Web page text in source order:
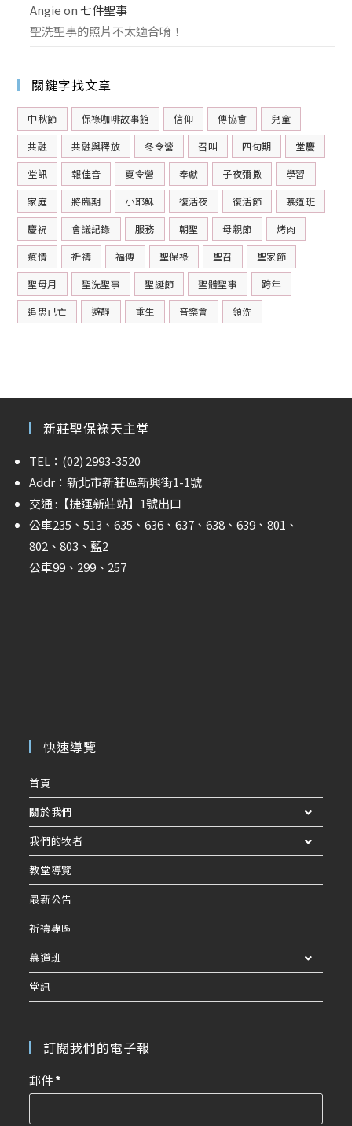
Angie on 七件聖事
聖洗聖事的照片不太適合唷！
關鍵字找文章
中秋節 保祿咖啡故事館 信仰 傳協會 兒童
共融 共融與釋放 冬令營 召叫 四旬期 堂慶
堂訊 報佳音 夏令營 奉獻 子夜彌撒 學習
家庭 將臨期 小耶穌 復活夜 復活節 慕道班
慶祝 會議記錄 服務 朝聖 母親節 烤肉
疫情 祈禱 福傳 聖保祿 聖召 聖家節
聖母月 聖洗聖事 聖誕節 聖體聖事 跨年
追思已亡 避靜 重生 音樂會 領洗
新莊聖保祿天主堂
TEL：(02) 2993-3520
Addr：新北市新莊區新興街1-1號
交通 : 【捷運新莊站】 1號出口
公車235、513、635、636、637、638、639、801、
802、803、藍2
公車99、299、257
快速導覽
首頁
關於我們
我們的牧者
教堂導覽
最新公告
祈禱專區
慕道班
堂訊
訂閱我們的電子報
郵件*